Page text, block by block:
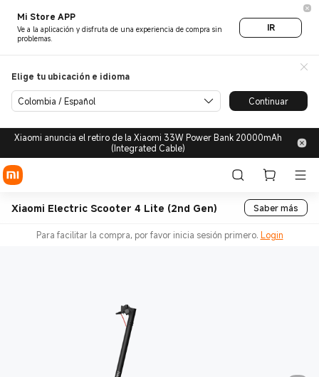
Mi Store APP
Ve a la aplicación y disfruta de una experiencia de compra sin
problemas.
IR
Elige tu ubicación e idioma
Colombia / Español Continuar
Xiaomi anuncia el retiro de la Xiaomi 33W Power Bank 20000mAh
(Integrated Cable)
Xiaomi Electric Scooter 4 Lite (2nd Gen) Saber más
Para facilitar la compra, por favor inicia sesión primero. Login